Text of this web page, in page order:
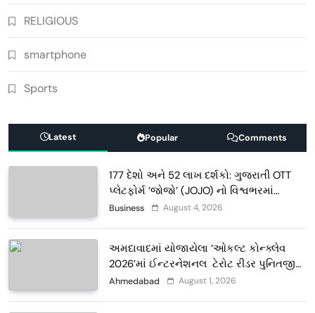
RELIGIOUS
smartphone
Sports
Latest Popular Comments
177 દેશો અને 52 લાખ દર્શકો: ગુજરાતી OTT
પ્લેટફોર્મ ‘જોજો’ (JOJO) નો વિશ્વભરમાં
દબદબો
Business August 4, 2026
અમદાવાદમાં યોજાયેલા ‘ઓકલ્ટ કોન્ક્લેવ
2026’માં ઈન્ટરનેશનલ ટેરોટ રીડર પુનિતજી
લુલ્લા એ ટેરોટ કાર્ડ રીડિંગ અંગે માહિતી આપી
Ahmedabad August 1, 2026